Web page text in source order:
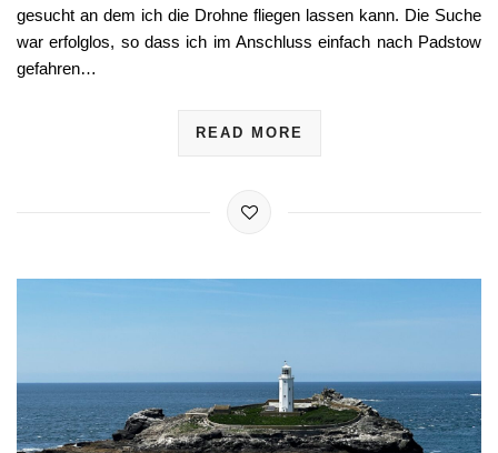
gesucht an dem ich die Drohne fliegen lassen kann. Die Suche
war erfolglos, so dass ich im Anschluss einfach nach Padstow
gefahren…
READ MORE